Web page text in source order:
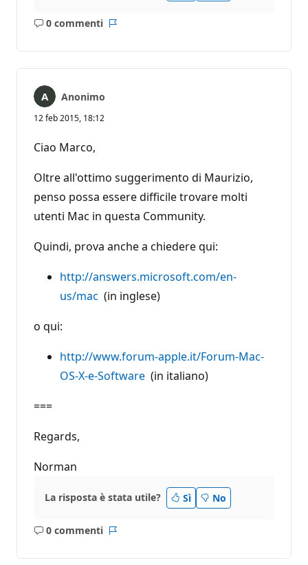
0 commenti
Nessun
Anonimo
12 feb 2015, 18:12
Ciao Marco,
Oltre all'ottimo suggerimento di Maurizio,
penso possa essere difficile trovare molti
utenti Mac in questa Community.
Quindi, prova anche a chiedere qui:
http://answers.microsoft.com/en-
us/mac (in inglese)
o qui:
http://www.forum-apple.it/Forum-Mac-
OS-X-e-Software (in italiano)
===
Regards,
Norman
La risposta è stata utile? Sì No
0 commenti
Nessun